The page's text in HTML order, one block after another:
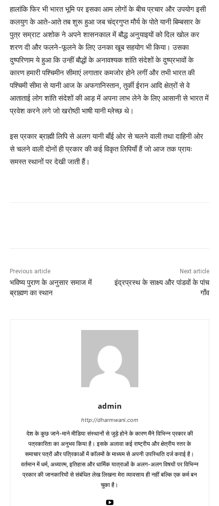
हालांकि फिर भी भारत भूमि पर इसका आम लोगों के बीच प्रचार और उपयोग इसी
कलयुग के आते-आते तब शुरू हुआ जब चंद्रगुप्त मौर्य के पोते यानी बिम्बसार के
पुत्र सम्राट अशोक ने अपने शासनकाल में बौद्ध अनुयाइयों को दिल खोल कर
शरण दी और फलने-फूलने के लिए उनका खूब सहयोग भी किया। उसका
दुष्परिणाम ये हुआ कि उन्हीं बौद्धों के अनावश्यक शांति संदेशों के दुष्प्रभावों के
कारण हमारी पश्चिमीन सीमाएं लगातार कमजोर होने लगीं और तभी भारत की
पश्चिमी सीमा से यानी आज के अफगानिस्तान, तुर्की ईरान आदि क्षेत्रों से वे
आताताई लोग शांति संदेशों की आड़ में अपना लाभ लेने के लिए आसानी से भारत में
प्रवेश करने लगे जो खरोष्ठी भाषी यानी म्लेच्छ थे।
इस प्रकार ब्राह्मी लिपि से अलग यानी बाँई ओर से चलने वाली तथा दाहिनी ओर
से चलने वाली दोनों ही प्रकार की कई विकृत लिपियाँ हैं जो आज तक प्रायः
समस्त स्थानों पर देखी जाती हैं।
Previous article
भविष्य पुराण के अनुसार समाज में
ब्राह्मण का स्थान
Next article
इंद्रप्रस्थ के साक्ष्य और पांडवों के पांच
गाँव
admin
http://dharmwani.com
देश के कुछ जाने-माने मीडिया संस्थानों से जुड़े होने के कारण मैंने विभिन्न प्रकार की
पत्रकारिता का अनुभव किया है। इसके अलावा कई राष्ट्रीय और क्षेत्रीय स्तर के
समाचार पत्रों और पत्रिकाओं में काॅलमों के माध्यम से अपनी उपस्थिति दर्ज कराई है।
वर्तमान में धर्म, अध्यात्म, इतिहास और धार्मिक यात्राओं के अलग-अलग विषयों पर विभिन्न
प्रकार की जानकारियों से संबंधित लेख लिखना मेरा व्यावसाय ही नहीं बल्कि एक कर्म बन
चुका है।